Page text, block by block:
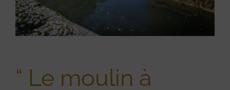
“ Le moulin à